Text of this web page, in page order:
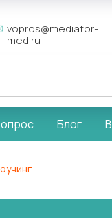
vopros@mediator-
med.ru
Блог